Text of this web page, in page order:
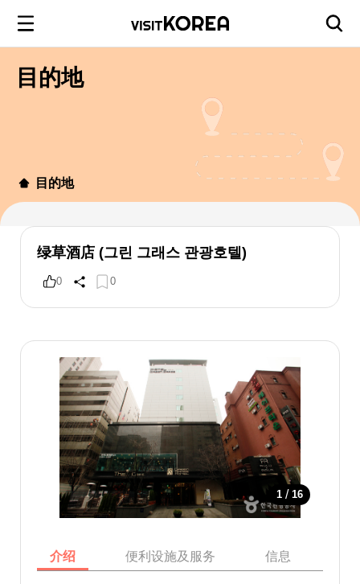
目的地
目的地
绿草酒店 (그린 그래스 관광호텔)
0 0
1 / 16
介绍 便利设施及服务 信息